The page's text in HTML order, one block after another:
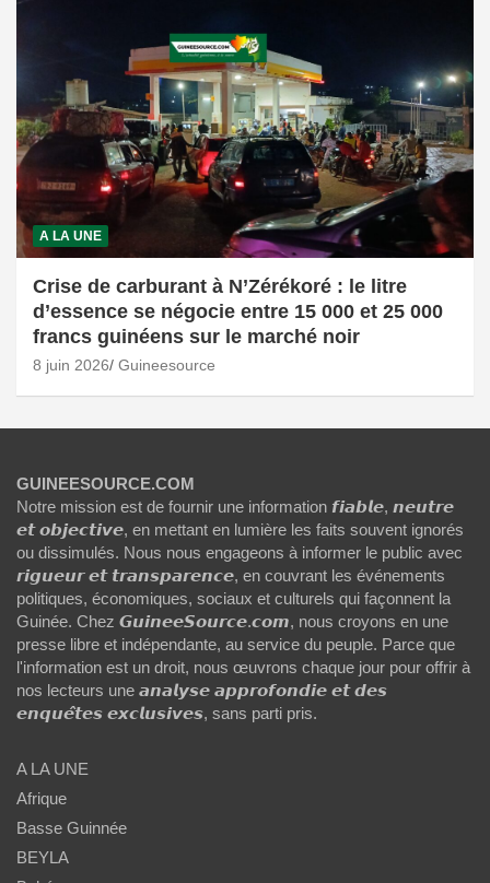
A LA UNE
Crise de carburant à N’Zérékoré : le litre
d’essence se négocie entre 15 000 et 25 000
francs guinéens sur le marché noir
8 juin 2026 Guineesource
GUINEESOURCE.COM
Notre mission est de fournir une information 𝙛𝙞𝙖𝙗𝙡𝙚, 𝙣𝙚𝙪𝙩𝙧𝙚
𝙚𝙩 𝙤𝙗𝙟𝙚𝙘𝙩𝙞𝙫𝙚, en mettant en lumière les faits souvent ignorés
ou dissimulés. Nous nous engageons à informer le public avec
𝙧𝙞𝙜𝙪𝙚𝙪𝙧 𝙚𝙩 𝙩𝙧𝙖𝙣𝙨𝙥𝙖𝙧𝙚𝙣𝙘𝙚, en couvrant les événements
politiques, économiques, sociaux et culturels qui façonnent la
Guinée. Chez 𝙂𝙪𝙞𝙣𝙚𝙚𝙎𝙤𝙪𝙧𝙘𝙚.𝙘𝙤𝙢, nous croyons en une
presse libre et indépendante, au service du peuple. Parce que
l'information est un droit, nous œuvrons chaque jour pour offrir à
nos lecteurs une 𝙖𝙣𝙖𝙡𝙮𝙨𝙚 𝙖𝙥𝙥𝙧𝙤𝙛𝙤𝙣𝙙𝙞𝙚 𝙚𝙩 𝙙𝙚𝙨
𝙚𝙣𝙦𝙪𝙚̂𝙩𝙚𝙨 𝙚𝙭𝙘𝙡𝙪𝙨𝙞𝙫𝙚𝙨, sans parti pris.
A LA UNE
Afrique
Basse Guinnée
BEYLA